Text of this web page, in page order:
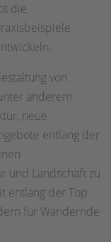
die
von
anderem
neue
entlang der
und Landschaft zu
entlang der Top
für Wandernde